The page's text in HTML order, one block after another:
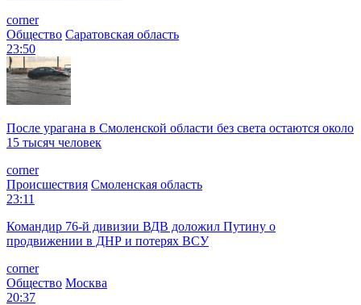
corner
Общество Саратовская область
23:50
После урагана в Смоленской области без света остаются около
15 тысяч человек
corner
Происшествия Смоленская область
23:11
Командир 76-й дивизии ВДВ доложил Путину о
продвижении в ДНР и потерях ВСУ
corner
Общество Москва
20:37